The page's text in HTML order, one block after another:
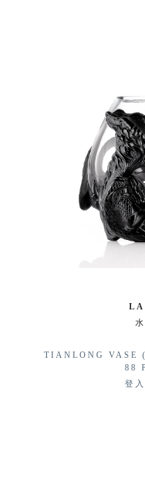
TIANLONG VASE
88
登